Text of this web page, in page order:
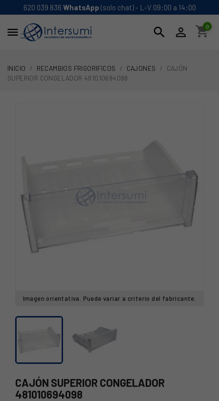
620 039 836 WhatsApp (solo chat) - L-V 09:00 a 14:00
 search  shopping_cart
0
INICIO RECAMBIOS FRIGORIFICOS CAJONES
CAJÓN
SUPERIOR CONGELADOR 481010694098
Imagen orientativa. Puede variar a criterio del fabricante.
CAJÓN SUPERIOR CONGELADOR
481010694098